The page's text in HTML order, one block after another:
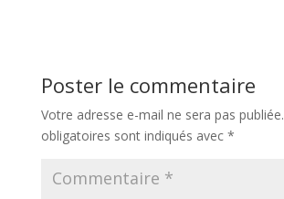
Poster le commentaire
Votre adresse e-mail ne sera pas publiée.
obligatoires sont indiqués avec *